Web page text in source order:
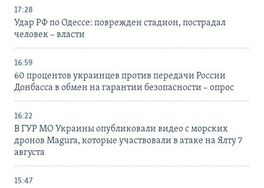
17:28
Удар РФ по Одессе: поврежден стадион, пострадал
человек – власти
16:59
60 процентов украинцев против передачи России
Донбасса в обмен на гарантии безопасности – опрос
16:22
В ГУР МО Украины опубликовали видео с морских
дронов Magura, которые участвовали в атаке на Ялту 7
августа
15:47